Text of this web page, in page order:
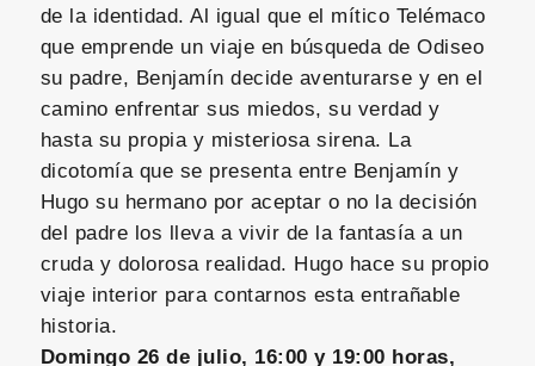
de la identidad. Al igual que el mítico Telémaco
que emprende un viaje en búsqueda de Odiseo
su padre, Benjamín decide aventurarse y en el
camino enfrentar sus miedos, su verdad y
hasta su propia y misteriosa sirena. La
dicotomía que se presenta entre Benjamín y
Hugo su hermano por aceptar o no la decisión
del padre los lleva a vivir de la fantasía a un
cruda y dolorosa realidad. Hugo hace su propio
viaje interior para contarnos esta entrañable
historia.
Domingo 26 de julio, 16:00 y 19:00 horas,